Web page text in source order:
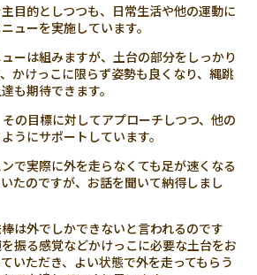
目的としつつも、日常生活や他の運動に
ューを実施しています。
ーは組みますが、土台の部分をしっかり
かけっこに限らず姿勢も良くなり、縄跳
も期待できます。
の目標に対してアプローチしつつ、他の
うにサポートしています。
で実際に外を走らなくても足が速くなる
たのですが、お話を聞いて納得しまし
は外でしかできないと言われるのです
振る感覚などかけっこに必要な土台をお
いただき、よい状態で外を走ってもらう